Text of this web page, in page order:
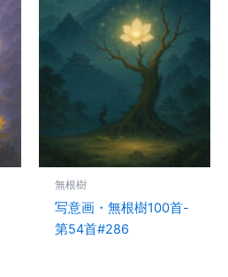
無根樹
写意画・無根樹100首-
第54首#286